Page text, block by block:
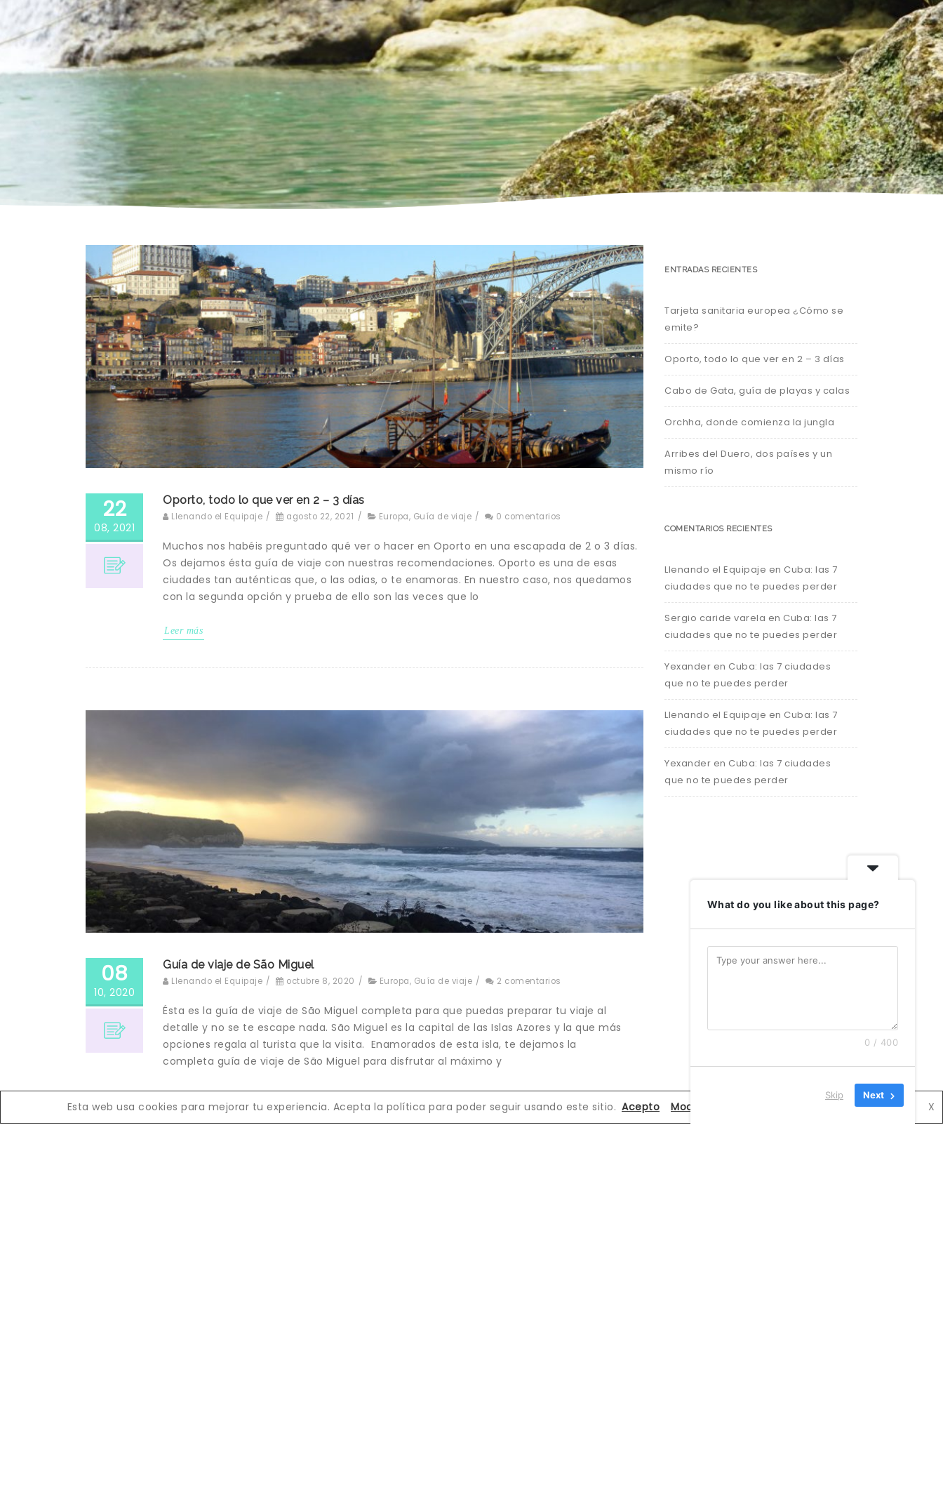
22
08, 2021
Oporto, todo lo que ver en 2 – 3 días
Llenando el Equipaje / agosto 22, 2021 / Europa, Guía de viaje / 0 comentarios
Muchos nos habéis preguntado qué ver o hacer en Oporto en una escapada de 2 o 3 días.
Os dejamos ésta guía de viaje con nuestras recomendaciones. Oporto es una de esas
ciudades tan auténticas que, o las odias, o te enamoras. En nuestro caso, nos quedamos
con la segunda opción y prueba de ello son las veces que lo
Leer más
08
10, 2020
Guía de viaje de São Miguel
Llenando el Equipaje / octubre 8, 2020 / Europa, Guía de viaje / 2 comentarios
Ésta es la guía de viaje de São Miguel completa para que puedas preparar tu viaje al
detalle y no se te escape nada. São Miguel es la capital de las Islas Azores y la que más
opciones regala al turista que la visita. Enamorados de esta isla, te dejamos la
completa guía de viaje de São Miguel para disfrutar al máximo y
ENTRADAS RECIENTES
Tarjeta sanitaria europea ¿Cómo se
emite?
Oporto, todo lo que ver en 2 – 3 días
Cabo de Gata, guía de playas y calas
Orchha, donde comienza la jungla
Arribes del Duero, dos países y un
mismo río
COMENTARIOS RECIENTES
Llenando el Equipaje en Cuba: las 7
ciudades que no te puedes perder
Sergio caride varela en Cuba: las 7
ciudades que no te puedes perder
Yexander en Cuba: las 7 ciudades
que no te puedes perder
Llenando el Equipaje en Cuba: las 7
ciudades que no te puedes perder
Yexander en Cuba: las 7 ciudades
que no te puedes perder
Esta web usa cookies para mejorar tu experiencia. Acepta la política para poder seguir usando este sitio. X
Acepto Modificar configuración de privacidad
What do you like about this page?
0 / 400
Skip Next